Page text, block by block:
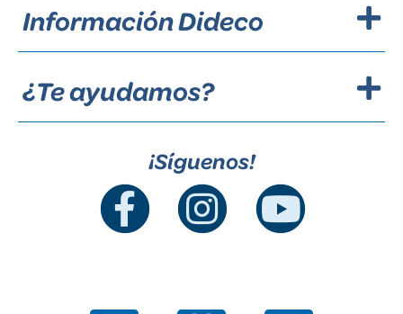
Información Dideco
¿Te ayudamos?
¡Síguenos!